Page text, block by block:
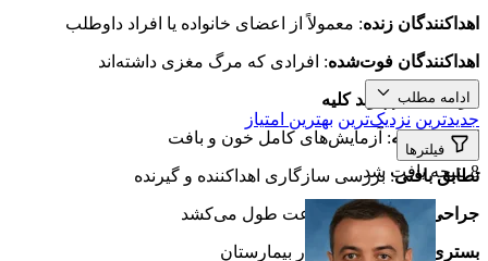
اهداکنندگان زنده: معمولاً از اعضای خانواده یا افراد داوطلب
اهداکنندگان فوت‌شده: افرادی که مرگ مغزی داشته‌اند
مراحل انجام پیوند کلیه
ارزیابی اولیه: آزمایش‌های کامل خون و بافت
تطابق بافتی: بررسی سازگاری اهداکننده و گیرنده
جراحی : که حدود 3-4 ساعت طول می‌کشد
بستری : معمولاً 5-7 روز در بیمارستان
ادامه مطلب
جدیدترین نزدیک‌ترین بهترین امتیاز
فیلترها
8 نتیجه یافت شد